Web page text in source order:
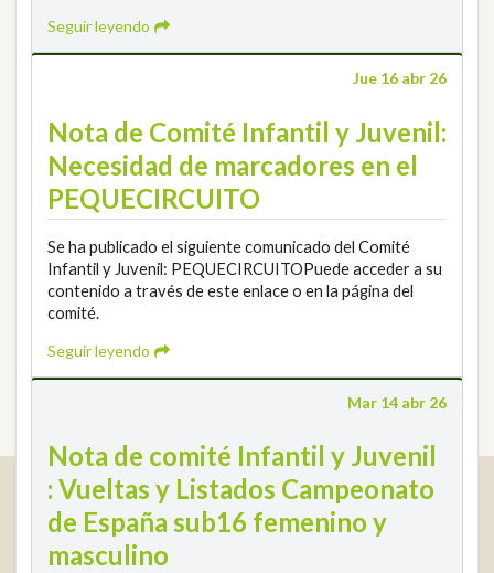
Seguir leyendo
Jue 16 abr 26
Nota de Comité Infantil y Juvenil:
Necesidad de marcadores en el
PEQUECIRCUITO
Se ha publicado el siguiente comunicado del Comité
Infantil y Juvenil: PEQUECIRCUITOPuede acceder a su
contenido a través de este enlace o en la página del
comité.
Seguir leyendo
Mar 14 abr 26
Nota de comité Infantil y Juvenil
: Vueltas y Listados Campeonato
de España sub16 femenino y
masculino
Real Federación Andaluza de Golf
Calle Enlace, 9. 29016 Málaga, España
CIF: Q7955035F